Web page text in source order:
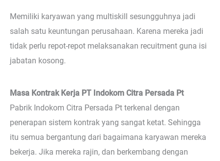
Memiliki karyawan yang multiskill sesungguhnya jadi
salah satu keuntungan perusahaan. Karena mereka jadi
tidak perlu repot-repot melaksanakan recuitment guna isi
jabatan kosong.
Masa Kontrak Kerja PT Indokom Citra Persada Pt
Pabrik Indokom Citra Persada Pt terkenal dengan
penerapan sistem kontrak yang sangat ketat. Sehingga
itu semua bergantung dari bagaimana karyawan mereka
bekerja. Jika mereka rajin, dan berkembang dengan